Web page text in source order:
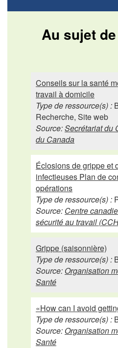
Au sujet
Conseils sur la santé
travail à domicile
Type de ressource(s) :
Recherche, Site web
Source:Secrétariat du
du Canada
Éclosions de grippe et
infectieuses Plan de
opérations
Type de ressource(s) :
Source: Centre
sécurité au travail
Grippe (saisonnière)
Type de ressource(s) :
Source: Organisation
Santé
«How can I avoid
Type de ressource(s) :
Source: Organisation
Santé